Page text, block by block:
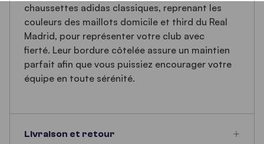
chaussettes adidas classiques, reprenant les
couleurs des maillots domicile et third du Real
Madrid, pour représenter votre club avec
fierté. Leur bordure côtelée assure un maintien
parfait afin que vous puissiez encourager votre
équipe en toute sérénité.
Livraison et retour